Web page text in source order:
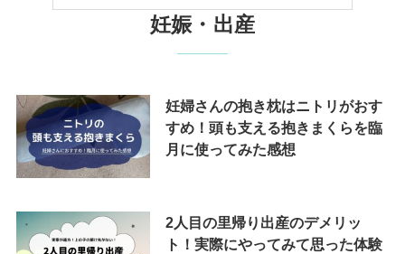
妊娠・出産
妊婦さんの抱き枕はニトリがおす
すめ！頭も支える抱きまくらを臨
月に使ってみた感想
2人目の里帰り出産のデメリッ
ト！実際にやってみて思った体験